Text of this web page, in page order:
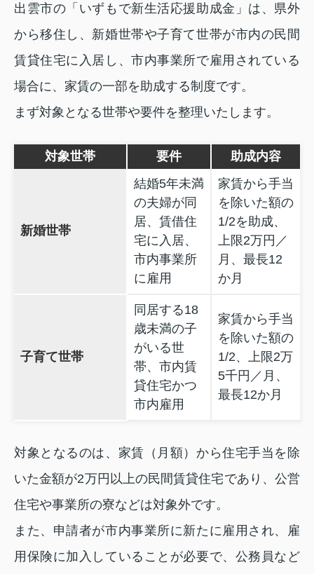
出雲市の「いずもで新生活応援助成金」は、県外
から移住し、新婚世帯や子育て世帯が市内の民間
賃貸住宅に入居し、市内事業所で雇用されている
場合に、家賃の一部を助成する制度です。
まず対象となる世帯や要件を整理いたします。
対象世帯 要件 助成内容
新婚世帯
結婚5年未満
の夫婦が同
居、賃借住
宅に入居、
市内事業所
に雇用
家賃から手当
を除いた額の
1/2を助成、
上限2万円／
月、最長12
か月
子育て世帯
同居する18
歳未満の子
がいる世
帯、市内賃
貸住宅かつ
市内雇用
家賃から手当
を除いた額の
1/2、上限2万
5千円／月、
最長12か月
対象となるのは、家賃（月額）から住宅手当を除
いた金額が2万円以上の民間賃貸住宅であり、公営
住宅や事業所の寮などは対象外です。
また、申請者が市内事業所に新たに雇用され、雇
用保険に加入していることが必要で、公務員など